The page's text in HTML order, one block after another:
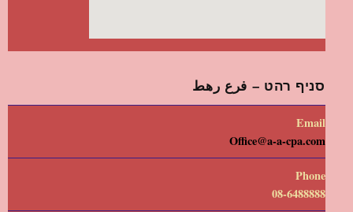
סניף רהט – فرع رهط
Email
Office@a-a-cpa.com
Phone
08-6488888